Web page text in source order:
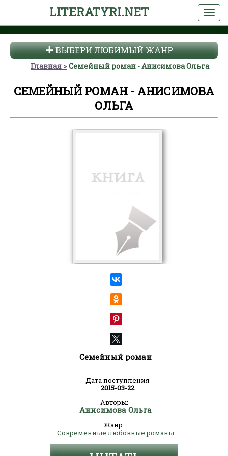
LITERATYRI.NET
ВЫБЕРИ ЛЮБИМЫЙ ЖАНР
Главная Семейный роман - Анисимова Ольга
СЕМЕЙНЫЙ РОМАН - АНИСИМОВА
ОЛЬГА
Семейный роман
Дата поступления
2015-03-22
Авторы:
Анисимова Ольга
Жанр:
Современные любовные романы